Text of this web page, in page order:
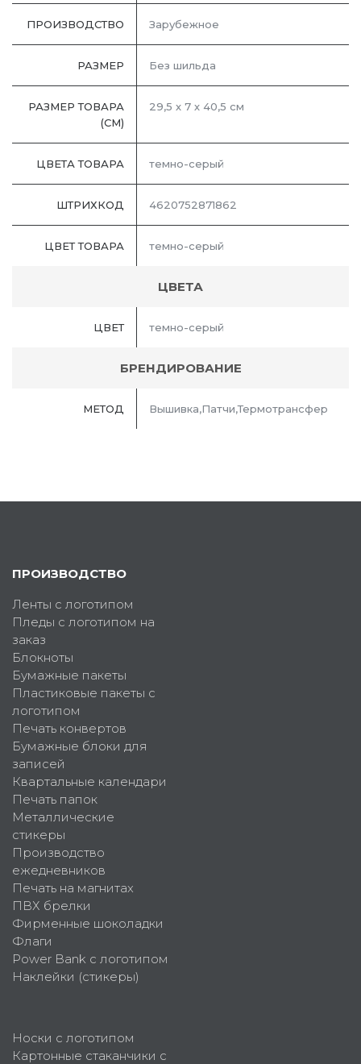
ПРОИЗВОДСТВО Зарубежное
РАЗМЕР Без шильда
РАЗМЕР ТОВАРА
(СМ)
29,5 х 7 х 40,5 см
ЦВЕТА ТОВАРА темно-серый
ШТРИХКОД 4620752871862
ЦВЕТ ТОВАРА темно-серый
ЦВЕТА
ЦВЕТ темно-серый
БРЕНДИРОВАНИЕ
МЕТОД Вышивка,Патчи,Термотрансфер
ПРОИЗВОДСТВО
Ленты с логотипом
Пледы с логотипом на
заказ
Блокноты
Бумажные пакеты
Пластиковые пакеты с
логотипом
Печать конвертов
Бумажные блоки для
записей
Квартальные календари
Печать папок
Металлические
стикеры
Производство
ежедневников
Печать на магнитах
ПВХ брелки
Фирменные шоколадки
Флаги
Power Bank с логотипом
Наклейки (стикеры)
Носки с логотипом
Картонные стаканчики с